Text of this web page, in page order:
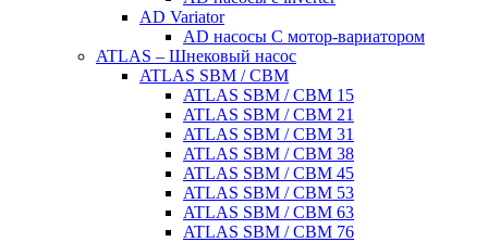
AD Variator
AD насосы С мотор-вариатором
ATLAS – Шнековый насос
ATLAS SBM / CBM
ATLAS SBM / CBM 15
ATLAS SBM / CBM 21
ATLAS SBM / CBM 31
ATLAS SBM / CBM 38
ATLAS SBM / CBM 45
ATLAS SBM / CBM 53
ATLAS SBM / CBM 63
ATLAS SBM / CBM 76